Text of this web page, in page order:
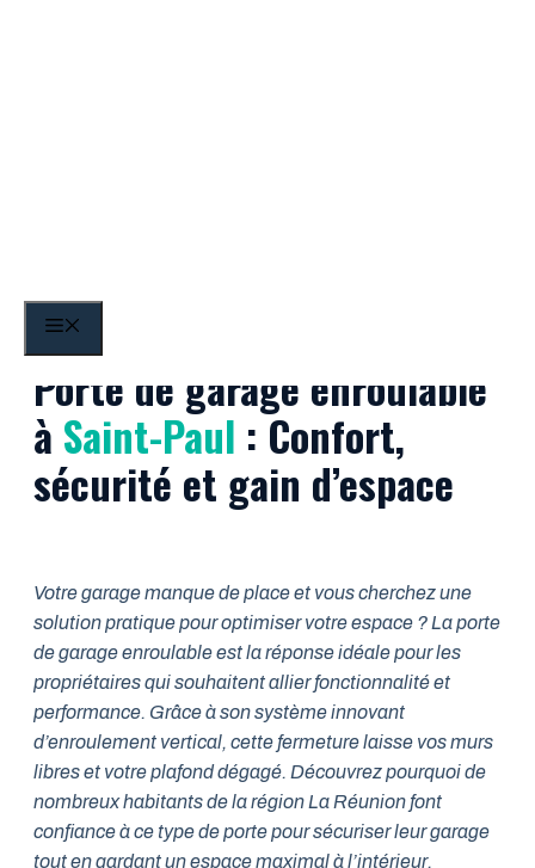
Porte de garage enroulable
à Saint-Paul : Confort,
sécurité et gain d’espace
Votre garage manque de place et vous cherchez une
solution pratique pour optimiser votre espace ? La porte
de garage enroulable est la réponse idéale pour les
propriétaires qui souhaitent allier fonctionnalité et
performance. Grâce à son système innovant
d’enroulement vertical, cette fermeture laisse vos murs
libres et votre plafond dégagé. Découvrez pourquoi de
nombreux habitants de la région La Réunion font
confiance à ce type de porte pour sécuriser leur garage
tout en gardant un espace maximal à l’intérieur.